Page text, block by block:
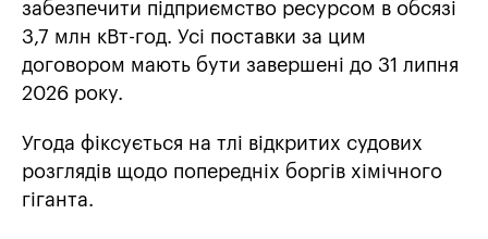
забезпечити підприємство ресурсом в обсязі
3,7 млн кВт-год. Усі поставки за цим
договором мають бути завершені до 31 липня
2026 року.
Угода фіксується на тлі відкритих судових
розглядів щодо попередніх боргів хімічного
гіганта.